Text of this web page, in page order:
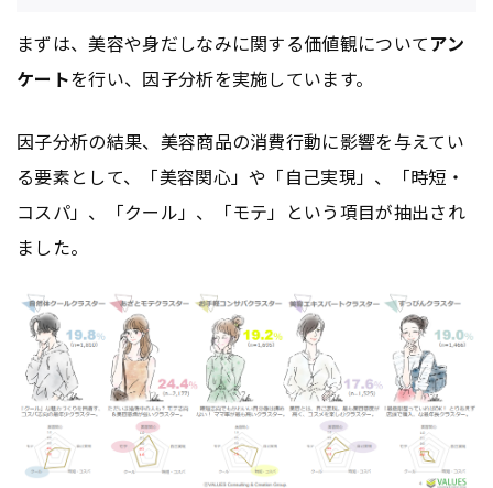
まずは、美容や身だしなみに関する価値観についてアン
ケートを行い、因子分析を実施しています。
因子分析の結果、美容商品の消費行動に影響を与えてい
る要素として、「美容関心」や「自己実現」、「時短・
コスパ」、「クール」、「モテ」という項目が抽出され
ました。